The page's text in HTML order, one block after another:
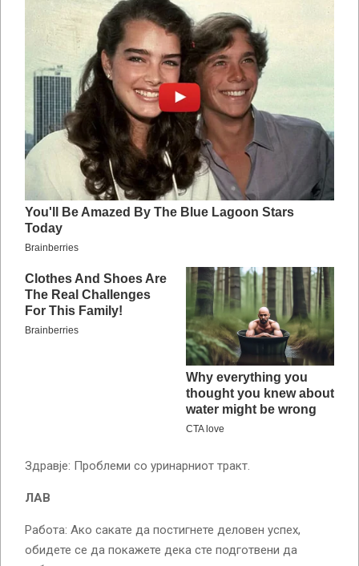
Здравје: Проблеми со уринарниот тракт.
ЛАВ
Работа: Ако сакате да постигнете деловен успех,
обидете се да покажете дека сте подготвени да